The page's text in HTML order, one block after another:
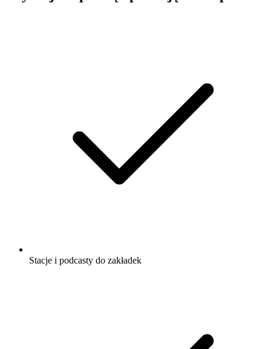
Stacje i podcasty do zakładek